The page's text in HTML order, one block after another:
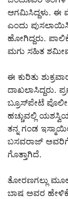
ಆಗಮಿಸಿದ್ದಳು. ಈ
ಎಂದು
ಹೋಗಿದ್ದರು.
ಮಗು ಸಹಿತ
ಈ ಕುರಿತು
ದಾಖಲಾಸಿದ್ದರು.
ಬ್ರೂಸ್‌ಪೇಟೆ
ಹಚ್ಚುವಲ್ಲಿ
ತನ್ನ ಗಂಡ
ಬಸವರಾಜ್ ಅವರಿಗೆ
ಗೊತ್ತಾಗಿದೆ.
ತೋರಣಗಲ್ಲು
ಬಾಷ ಅವರ